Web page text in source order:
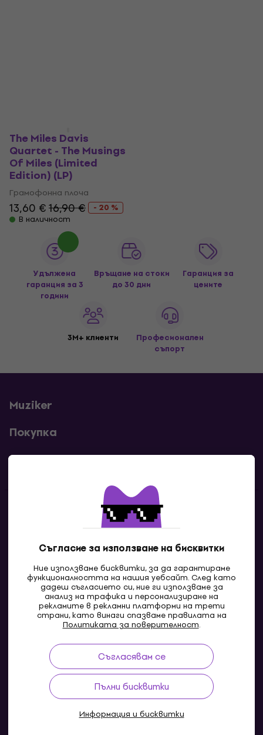
Съгласие за използване на бисквитки
Ние използваме бисквитки, за да гарантираме
функционалността на нашия уебсайт. След като
дадеш съгласието си, ние ги използваме за
анализ на трафика и персонализиране на
рекламите в рекламни платформи на трети
страни, като винаги спазваме правилата на
Политиката за поверителност.
Съгласявам се
Пълни бисквитки
Информация и бисквитки
The Miles Davis
Quartet - The Musings
Of Miles (Limited
Edition) (LP)
Грамофонна плоча
13,60 €16,90 €
- 20 %
В наличност
Удължена
гаранция за 3
години
Връщане на стоки
до 30 дни
Гаранция за
цените
3M+ клиенти
Професионален
съпорт
Muziker
Покупка
Полезни линкове
Контакти
MK